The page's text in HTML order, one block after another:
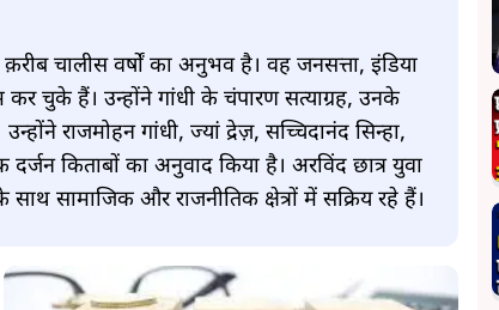
चालीस वर्षों का अनुभव है। वह जनसत्ता, इंडिया
चुके हैं। उन्होंने गांधी के चंपारण सत्याग्रह, उनके
राजमोहन गांधी, ज्यां द्रेज़, सच्चिदानंद सिन्हा,
किताबों का अनुवाद किया है। अरविंद छात्र युवा
सामाजिक और राजनीतिक क्षेत्रों में सक्रिय रहे हैं।